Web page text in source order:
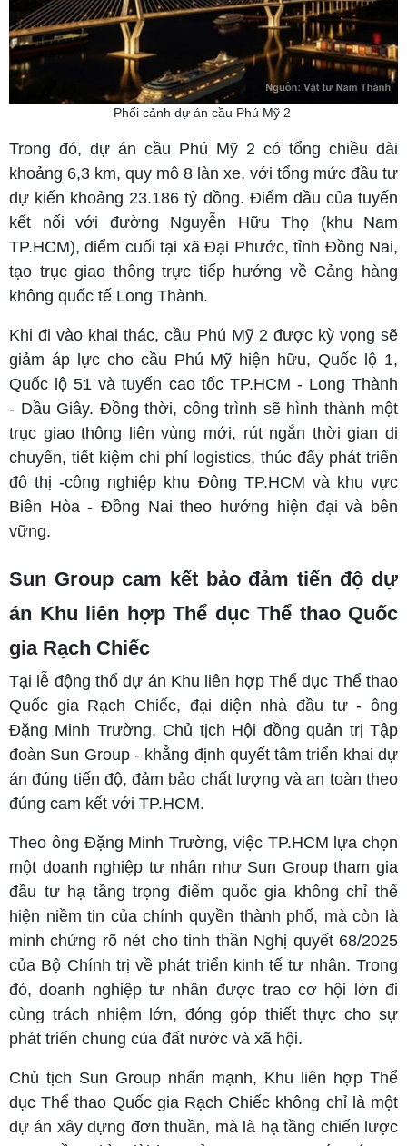
Phối cảnh dự án cầu Phú Mỹ 2
Trong đó, dự án cầu Phú Mỹ 2 có tổng chiều dài
khoảng 6,3 km, quy mô 8 làn xe, với tổng mức đầu tư
dự kiến khoảng 23.186 tỷ đồng. Điểm đầu của tuyến
kết nối với đường Nguyễn Hữu Thọ (khu Nam
TP.HCM), điểm cuối tại xã Đại Phước, tỉnh Đồng Nai,
tạo trục giao thông trực tiếp hướng về Cảng hàng
không quốc tế Long Thành.
Khi đi vào khai thác, cầu Phú Mỹ 2 được kỳ vọng sẽ
giảm áp lực cho cầu Phú Mỹ hiện hữu, Quốc lộ 1,
Quốc lộ 51 và tuyến cao tốc TP.HCM - Long Thành
- Dầu Giây. Đồng thời, công trình sẽ hình thành một
trục giao thông liên vùng mới, rút ngắn thời gian di
chuyển, tiết kiệm chi phí logistics, thúc đẩy phát triển
đô thị -công nghiệp khu Đông TP.HCM và khu vực
Biên Hòa - Đồng Nai theo hướng hiện đại và bền
vững.
Sun Group cam kết bảo đảm tiến độ dự
án Khu liên hợp Thể dục Thể thao Quốc
gia Rạch Chiếc
Tại lễ động thổ dự án Khu liên hợp Thể dục Thể thao
Quốc gia Rạch Chiếc, đại diện nhà đầu tư - ông
Đặng Minh Trường, Chủ tịch Hội đồng quản trị Tập
đoàn Sun Group - khẳng định quyết tâm triển khai dự
án đúng tiến độ, đảm bảo chất lượng và an toàn theo
đúng cam kết với TP.HCM.
Theo ông Đặng Minh Trường, việc TP.HCM lựa chọn
một doanh nghiệp tư nhân như Sun Group tham gia
đầu tư hạ tầng trọng điểm quốc gia không chỉ thể
hiện niềm tin của chính quyền thành phố, mà còn là
minh chứng rõ nét cho tinh thần Nghị quyết 68/2025
của Bộ Chính trị về phát triển kinh tế tư nhân. Trong
đó, doanh nghiệp tư nhân được trao cơ hội lớn đi
cùng trách nhiệm lớn, đóng góp thiết thực cho sự
phát triển chung của đất nước và xã hội.
Chủ tịch Sun Group nhấn mạnh, Khu liên hợp Thể
dục Thể thao Quốc gia Rạch Chiếc không chỉ là một
dự án xây dựng đơn thuần, mà là hạ tầng chiến lược